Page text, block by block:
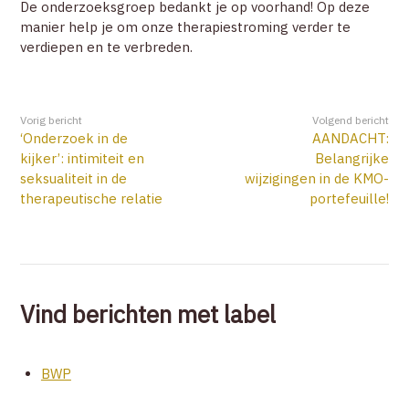
De onderzoeksgroep bedankt je op voorhand! Op deze
manier help je om onze therapiestroming verder te
verdiepen en te verbreden.
Vorig bericht
‘Onderzoek in de
kijker’: intimiteit en
seksualiteit in de
therapeutische relatie
Volgend bericht
AANDACHT:
Belangrijke
wijzigingen in de KMO-
portefeuille!
Vind berichten met label
BWP